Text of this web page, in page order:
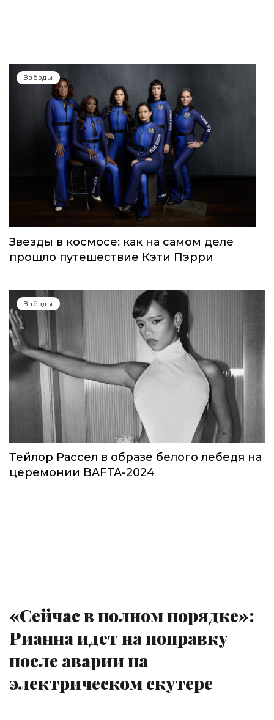
Звёзды
Звезды в космосе: как на самом деле
прошло путешествие Кэти Пэрри
Звёзды
Тейлор Рассел в образе белого лебедя на
церемонии BAFTA-2024
«Сейчас в полном порядке»:
Рианна идет на поправку
после аварии на
электрическом скутере